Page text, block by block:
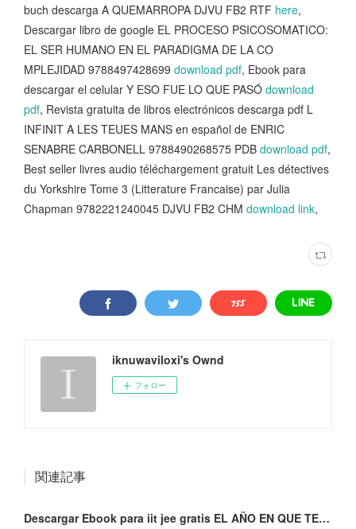
buch descarga A QUEMARROPA DJVU FB2 RTF here,
Descargar libro de google EL PROCESO PSICOSOMATICO:
EL SER HUMANO EN EL PARADIGMA DE LA CO
MPLEJIDAD 9788497428699 download pdf, Ebook para
descargar el celular Y ESO FUE LO QUE PASÓ download
pdf, Revista gratuita de libros electrónicos descarga pdf L
INFINIT A LES TEUES MANS en español de ENRIC
SENABRE CARBONELL 9788490268575 PDB download pdf,
Best seller livres audio téléchargement gratuit Les détectives
du Yorkshire Tome 3 (Litterature Francaise) par Julia
Chapman 9782221240045 DJVU FB2 CHM download link,
iknuwaviloxi's Ownd
フォロー
関連記事
Descargar Ebook para iit jee gratis EL AÑO EN QUE TE CONOCI